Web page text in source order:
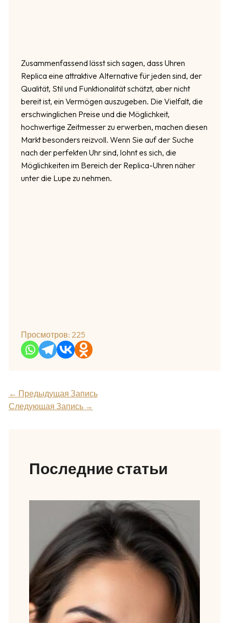
Zusammenfassend lässt sich sagen, dass Uhren
Replica eine attraktive Alternative für jeden sind, der
Qualität, Stil und Funktionalität schätzt, aber nicht
bereit ist, ein Vermögen auszugeben. Die Vielfalt, die
erschwinglichen Preise und die Möglichkeit,
hochwertige Zeitmesser zu erwerben, machen diesen
Markt besonders reizvoll. Wenn Sie auf der Suche
nach der perfekten Uhr sind, lohnt es sich, die
Möglichkeiten im Bereich der Replica-Uhren näher
unter die Lupe zu nehmen.
Просмотров: 225
← Предыдущая Запись
Следующая Запись →
Последние статьи